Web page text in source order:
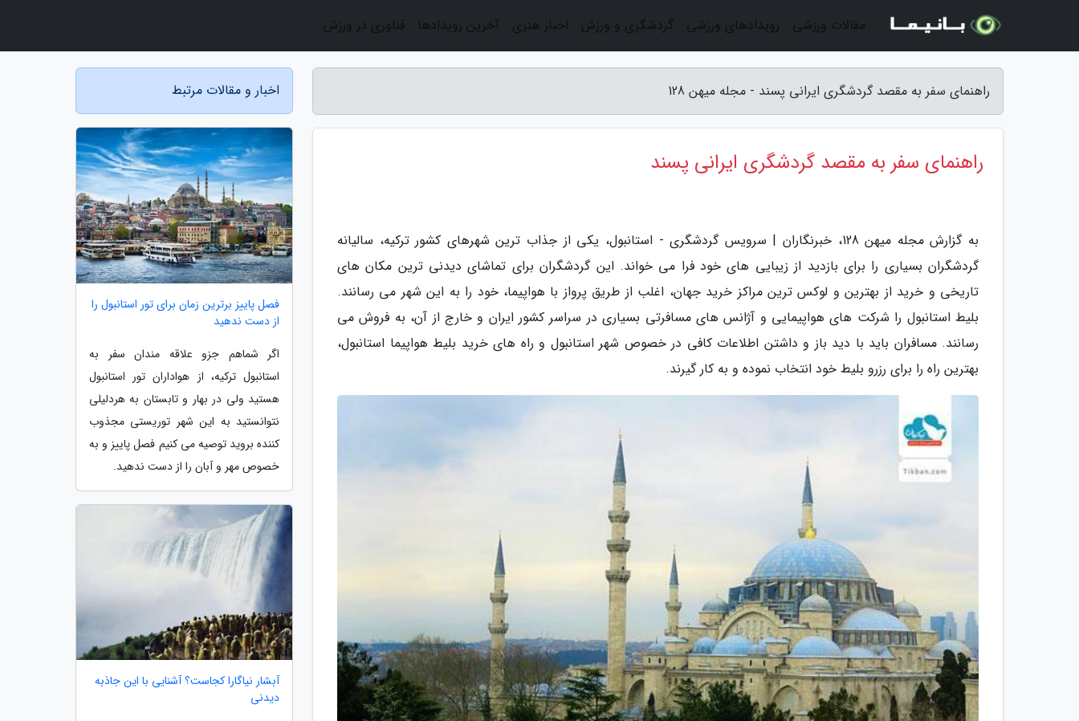
راهنمای سفر به مقصد گردشگری ایرانی پسند - مجله میهن 128
راهنمای سفر به مقصد گردشگری ایرانی پسند
به گزارش مجله میهن 128، خبرنگاران | سرویس گردشگری - استانبول، یکی از جذاب ترین شهرهای کشور ترکیه، سالیانه
گردشگران بسیاری را برای بازدید از زیبایی های خود فرا می خواند. این گردشگران برای تماشای دیدنی ترین مکان های
تاریخی و خرید از بهترین و لوکس ترین مراکز خرید جهان، اغلب از طریق پرواز با هواپیما، خود را به این شهر می رسانند.
بلیط استانبول را شرکت های هواپیمایی و آژانس های مسافرتی بسیاری در سراسر کشور ایران و خارج از آن، به فروش می
رسانند. مسافران باید با دید باز و داشتن اطلاعات کافی در خصوص شهر استانبول و راه های خرید بلیط هواپیما استانبول،
بهترین راه را برای رزرو بلیط خود انتخاب نموده و به کار گیرند.
اخبار و مقالات مرتبط
فصل پاییز برترین زمان برای تور استانبول را
از دست ندهید
اگر شماهم جزو علاقه مندان سفر به
استانبول ترکیه، از هواداران تور استانبول
هستید ولی در بهار و تابستان به هردلیلی
نتوانستید به این شهر توریستی مجذوب
کننده بروید توصیه می کنیم فصل پاییز و به
خصوص مهر و آبان را از دست ندهید.
آبشار نیاگارا کجاست؟ آشنایی با این جاذبه
دیدنی
مقالات ورزشی رویدادهای ورزشی گردشگری و ورزش اخبار هنری آخرین رویدادها فناوری در ورزش